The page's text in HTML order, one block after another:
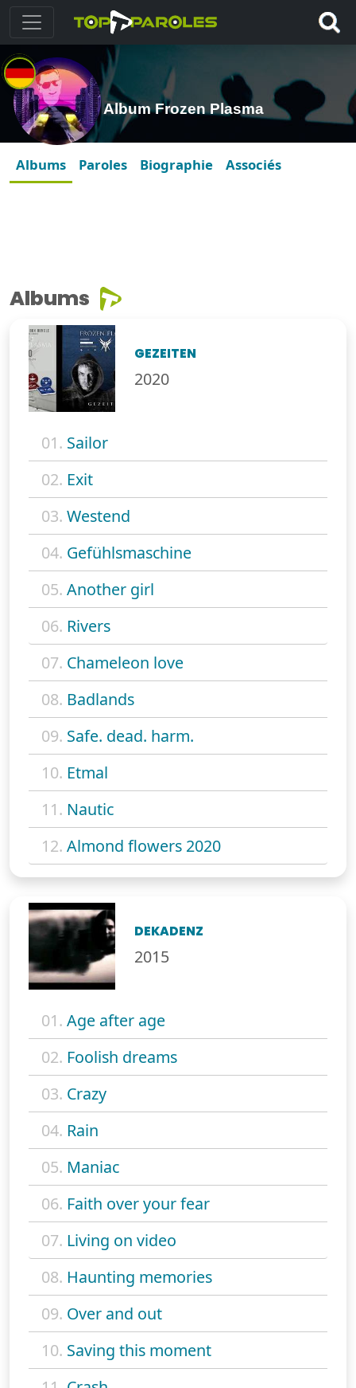
Album Frozen Plasma
Albums Paroles Biographie Associés
Albums
GEZEITEN
2020
01. Sailor
02. Exit
03. Westend
04. Gefühlsmaschine
05. Another girl
06. Rivers
07. Chameleon love
08. Badlands
09. Safe. dead. harm.
10. Etmal
11. Nautic
12. Almond flowers 2020
DEKADENZ
2015
01. Age after age
02. Foolish dreams
03. Crazy
04. Rain
05. Maniac
06. Faith over your fear
07. Living on video
08. Haunting memories
09. Over and out
10. Saving this moment